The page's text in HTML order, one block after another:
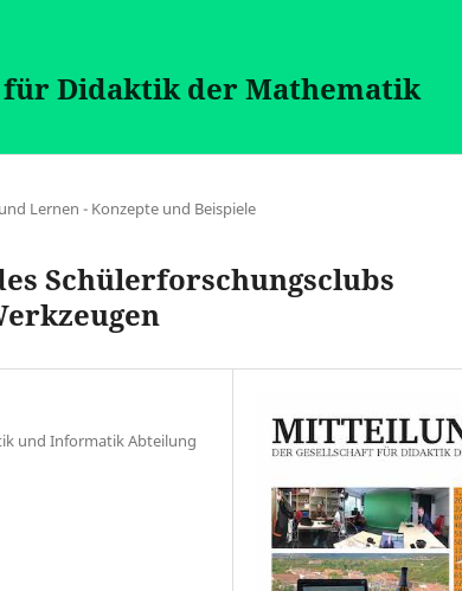
Didaktik der Mathematik
Lernen - Konzepte und Beispiele
Schülerforschungsclubs
und Informatik Abteilung